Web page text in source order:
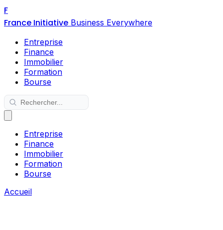
F
France Initiative Business Everywhere
Entreprise
Finance
Immobilier
Formation
Bourse
Entreprise
Finance
Immobilier
Formation
Bourse
Accueil